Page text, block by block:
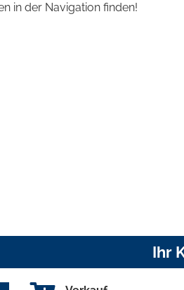
in der Navigation finden!
Ihr